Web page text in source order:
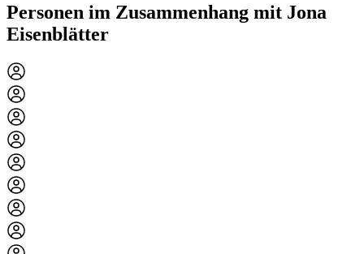
Personen im Zusammenhang mit Jona
Eisenblätter